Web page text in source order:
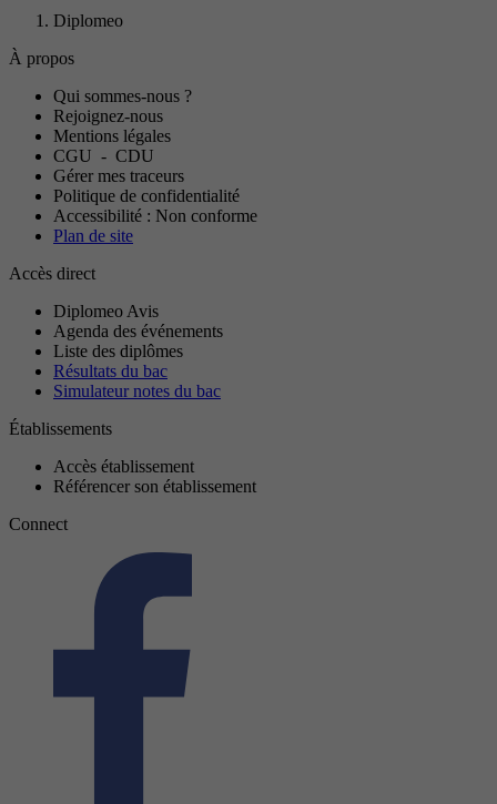
Diplomeo
À propos
Qui sommes-nous ?
Rejoignez-nous
Mentions légales
CGU - CDU
Gérer mes traceurs
Politique de confidentialité
Accessibilité : Non conforme
Plan de site
Accès direct
Diplomeo Avis
Agenda des événements
Liste des diplômes
Résultats du bac
Simulateur notes du bac
Établissements
Accès établissement
Référencer son établissement
Connect